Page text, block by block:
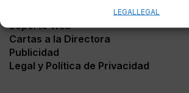
LEGAL LEGAL
Soporte Web
Cartas a la Directora
Publicidad
Legal y Política de Privacidad